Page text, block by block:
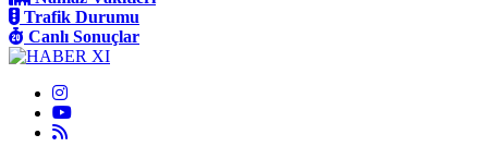
Trafik Durumu
Canlı Sonuçlar